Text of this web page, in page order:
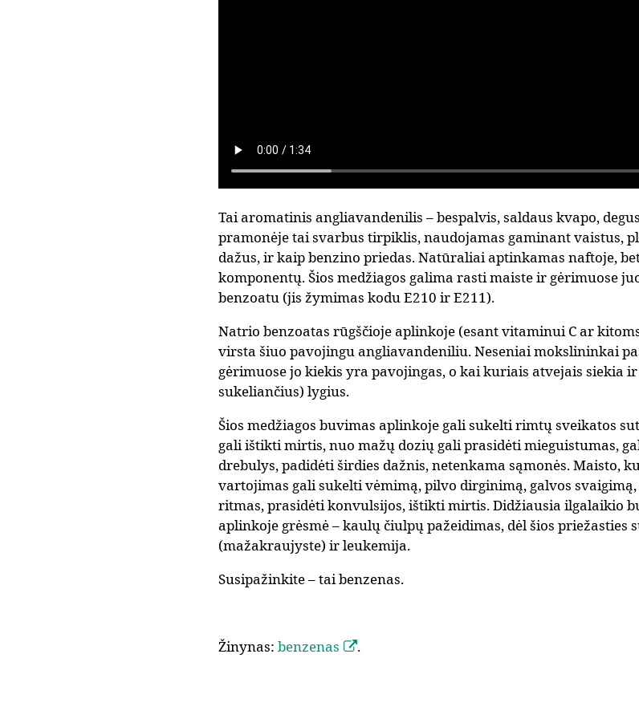
Tai aromatinis angliavandenilis – bespalvis, saldaus kvapo,
pramonėje tai svarbus tirpiklis, naudojamas gaminant vaistus,
dažus, ir kaip benzino priedas. Natūraliai aptinkamas naftoje,
komponentų. Šios medžiagos galima rasti maiste ir gėrimuose
benzoatu (jis žymimas kodu E210 ir E211).
Natrio benzoatas rūgščioje aplinkoje (esant vitaminui C ar
virsta šiuo pavojingu angliavandeniliu. Neseniai mokslininkai
gėrimuose jo kiekis yra pavojingas, o kai kuriais atvejais siekia
sukeliančius) lygius.
Šios medžiagos buvimas aplinkoje gali sukelti rimtų sveikatos
gali ištikti mirtis, nuo mažų dozių gali prasidėti mieguistumas,
drebulys, padidėti širdies dažnis, netenkama sąmonės. Maisto,
vartojimas gali sukelti vėmimą, pilvo dirginimą, galvos
ritmas, prasidėti konvulsijos, ištikti mirtis. Didžiausia ilgalaikio
aplinkoje grėsmė – kaulų čiulpų pažeidimas, dėl šios priežasties
(mažakraujyste) ir leukemija.
Susipažinkite – tai benzenas.
Žinynas: benzenas .